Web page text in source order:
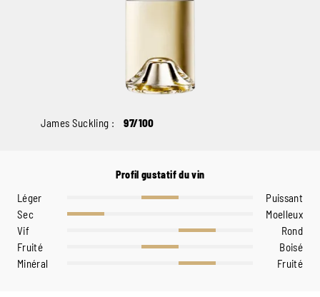
James Suckling : 97/100
Profil gustatif du vin
Léger
Puissant
Sec
Moelleux
Vif
Rond
Fruité
Boisé
Minéral
Fruité